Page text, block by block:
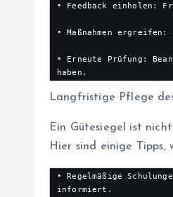
• Feedback einholen:
• Maßnahmen
• Erneute Prüfung:
haben.
Langfristige Pflege
Ein Gütesiegel ist
Hier sind einige
• Regelmäßige
informiert.